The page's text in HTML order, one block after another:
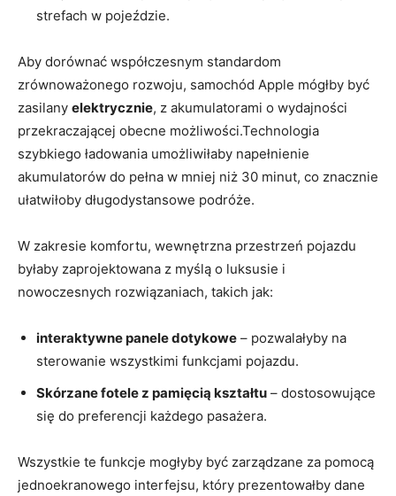
strefach w pojeździe.
Aby dorównać współczesnym standardom
zrównoważonego rozwoju, samochód Apple mógłby być
zasilany elektrycznie, z akumulatorami o wydajności
przekraczającej obecne możliwości.Technologia
szybkiego ładowania umożliwiłaby napełnienie
akumulatorów do pełna w mniej niż 30 minut, co znacznie
ułatwiłoby długodystansowe podróże.
W zakresie komfortu, wewnętrzna przestrzeń pojazdu
byłaby zaprojektowana z myślą o luksusie i
nowoczesnych rozwiązaniach, takich jak:
interaktywne panele dotykowe – pozwalałyby na
sterowanie wszystkimi funkcjami pojazdu.
Skórzane fotele z pamięcią kształtu – dostosowujące
się do preferencji każdego pasażera.
Wszystkie te funkcje mogłyby być zarządzane za pomocą
jednoekranowego interfejsu, który prezentowałby dane